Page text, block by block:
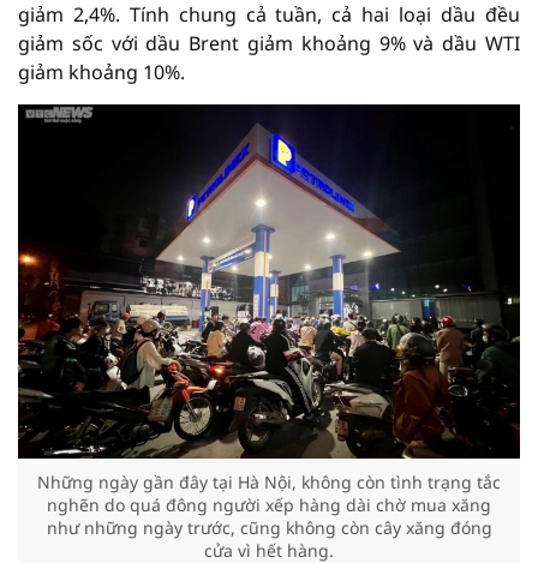
giảm 2,4%. Tính chung cả tuần, cả hai loại dầu đều
giảm sốc với dầu Brent giảm khoảng 9% và dầu WTI
giảm khoảng 10%.
Những ngày gần đây tại Hà Nội, không còn tình trạng tắc
nghẽn do quá đông người xếp hàng dài chờ mua xăng
như những ngày trước, cũng không còn cây xăng đóng
cửa vì hết hàng.